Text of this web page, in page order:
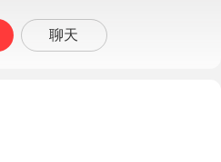
聊天